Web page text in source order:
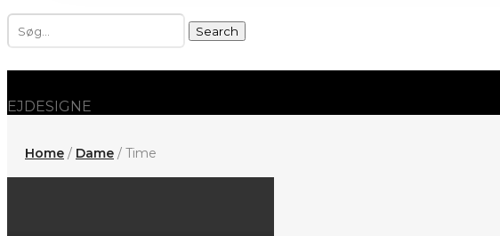
Search
for:
EJDESIGNE
Home / Dame / Time